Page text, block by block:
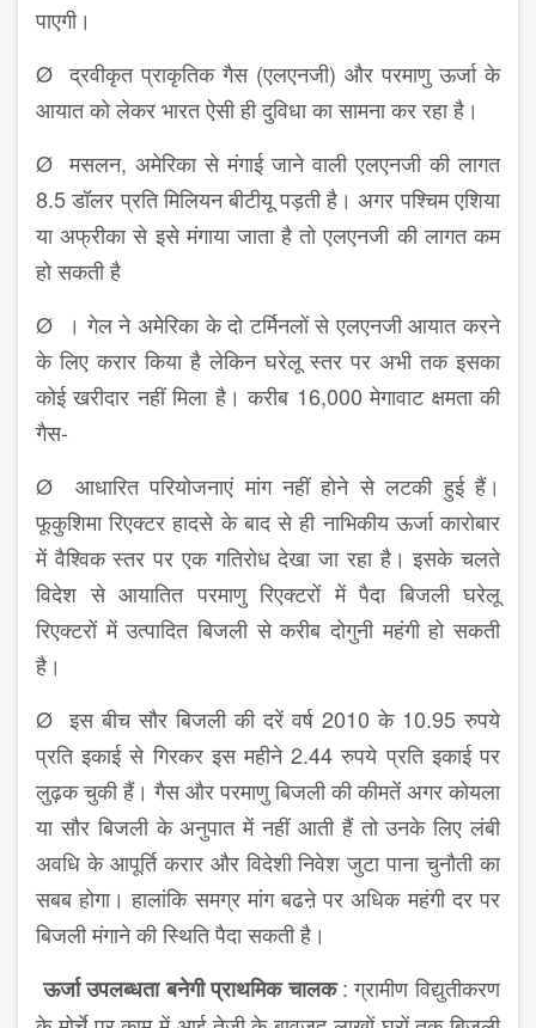
पाएगी।
Ø द्रवीकृत प्राकृतिक गैस (एलएनजी) और परमाणु ऊर्जा के
आयात को लेकर भारत ऐसी ही दुविधा का सामना कर रहा है।
Ø मसलन, अमेरिका से मंगाई जाने वाली एलएनजी की लागत
8.5 डॉलर प्रति मिलियन बीटीयू पड़ती है। अगर पश्चिम एशिया
या अफ्रीका से इसे मंगाया जाता है तो एलएनजी की लागत कम
हो सकती है
Ø । गेल ने अमेरिका के दो टर्मिनलों से एलएनजी आयात करने
के लिए करार किया है लेकिन घरेलू स्तर पर अभी तक इसका
कोई खरीदार नहीं मिला है। करीब 16,000 मेगावाट क्षमता की
गैस-
Ø आधारित परियोजनाएं मांग नहीं होने से लटकी हुई हैं।
फूकुशिमा रिएक्टर हादसे के बाद से ही नाभिकीय ऊर्जा कारोबार
में वैश्विक स्तर पर एक गतिरोध देखा जा रहा है। इसके चलते
विदेश से आयातित परमाणु रिएक्टरों में पैदा बिजली घरेलू
रिएक्टरों में उत्पादित बिजली से करीब दोगुनी महंगी हो सकती
है।
Ø इस बीच सौर बिजली की दरें वर्ष 2010 के 10.95 रुपये
प्रति इकाई से गिरकर इस महीने 2.44 रुपये प्रति इकाई पर
लुढ़क चुकी हैं। गैस और परमाणु बिजली की कीमतें अगर कोयला
या सौर बिजली के अनुपात में नहीं आती हैं तो उनके लिए लंबी
अवधि के आपूर्ति करार और विदेशी निवेश जुटा पाना चुनौती का
सबब होगा। हालांकि समग्र मांग बढऩे पर अधिक महंगी दर पर
बिजली मंगाने की स्थिति पैदा सकती है।
ऊर्जा उपलब्धता बनेगी प्राथमिक चालक: ग्रामीण विद्युतीकरण